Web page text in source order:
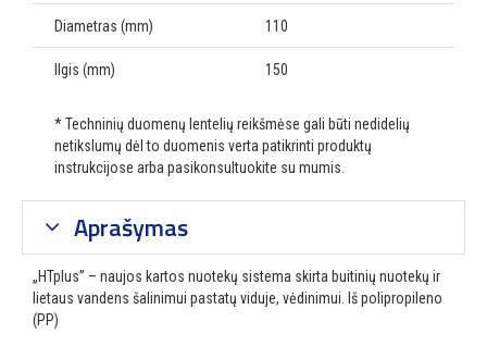
Diametras (mm) 110
Ilgis (mm) 150
* Techninių duomenų lentelių reikšmėse gali būti nedidelių
netikslumų dėl to duomenis verta patikrinti produktų
instrukcijose arba pasikonsultuokite su mumis.
Aprašymas
„HTplus” – naujos kartos nuotekų sistema skirta buitinių nuotekų ir
lietaus vandens šalinimui pastatų viduje, vėdinimui. Iš polipropileno
(PP)